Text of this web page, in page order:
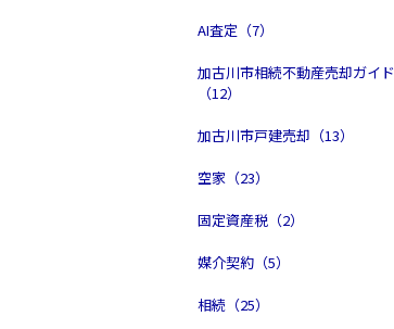
AI査定（7）
加古川市相続不動産売却ガイド
（12）
加古川市戸建売却（13）
空家（23）
固定資産税（2）
媒介契約（5）
相続（25）